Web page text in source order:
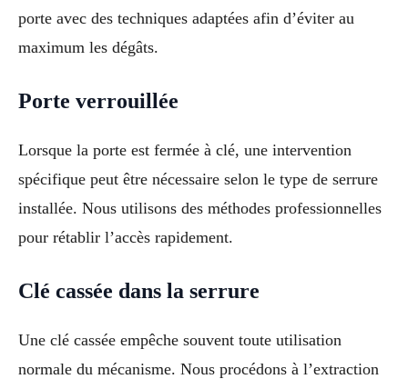
porte avec des techniques adaptées afin d’éviter au
maximum les dégâts.
Porte verrouillée
Lorsque la porte est fermée à clé, une intervention
spécifique peut être nécessaire selon le type de serrure
installée. Nous utilisons des méthodes professionnelles
pour rétablir l’accès rapidement.
Clé cassée dans la serrure
Une clé cassée empêche souvent toute utilisation
normale du mécanisme. Nous procédons à l’extraction